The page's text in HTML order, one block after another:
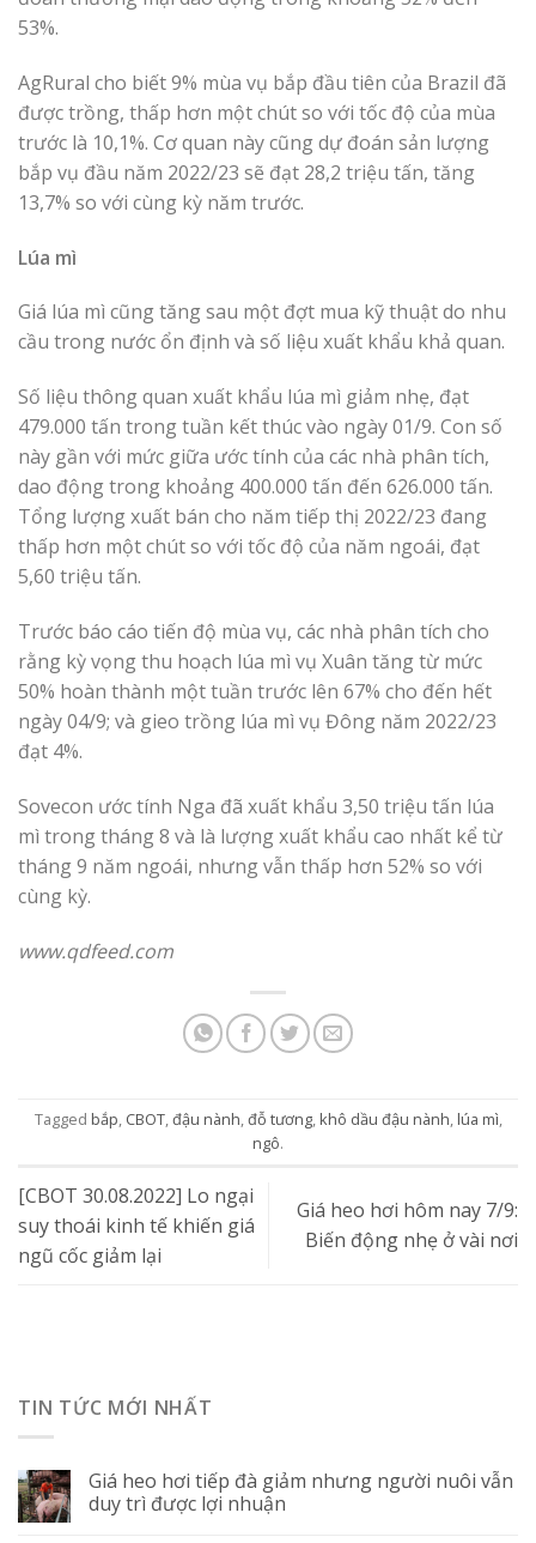
53%.
AgRural cho biết 9% mùa vụ bắp đầu tiên của Brazil đã
được trồng, thấp hơn một chút so với tốc độ của mùa
trước là 10,1%. Cơ quan này cũng dự đoán sản lượng
bắp vụ đầu năm 2022/23 sẽ đạt 28,2 triệu tấn, tăng
13,7% so với cùng kỳ năm trước.
Lúa mì
Giá lúa mì cũng tăng sau một đợt mua kỹ thuật do nhu
cầu trong nước ổn định và số liệu xuất khẩu khả quan.
Số liệu thông quan xuất khẩu lúa mì giảm nhẹ, đạt
479.000 tấn trong tuần kết thúc vào ngày 01/9. Con số
này gần với mức giữa ước tính của các nhà phân tích,
dao động trong khoảng 400.000 tấn đến 626.000 tấn.
Tổng lượng xuất bán cho năm tiếp thị 2022/23 đang
thấp hơn một chút so với tốc độ của năm ngoái, đạt
5,60 triệu tấn.
Trước báo cáo tiến độ mùa vụ, các nhà phân tích cho
rằng kỳ vọng thu hoạch lúa mì vụ Xuân tăng từ mức
50% hoàn thành một tuần trước lên 67% cho đến hết
ngày 04/9; và gieo trồng lúa mì vụ Đông năm 2022/23
đạt 4%.
Sovecon ước tính Nga đã xuất khẩu 3,50 triệu tấn lúa
mì trong tháng 8 và là lượng xuất khẩu cao nhất kể từ
tháng 9 năm ngoái, nhưng vẫn thấp hơn 52% so với
cùng kỳ.
www.qdfeed.com
Tagged bắp, CBOT,đậu nành,đỗ tương, khô dầu đậu nành, lúa mì,
ngô.
[CBOT 30.08.2022] Lo ngại
suy thoái kinh tế khiến giá
ngũ cốc giảm lại
Giá heo hơi hôm nay 7/9:
Biến động nhẹ ở vài nơi
TIN TỨC MỚI NHẤT
Giá heo hơi tiếp đà giảm nhưng người nuôi vẫn
duy trì được lợi nhuận